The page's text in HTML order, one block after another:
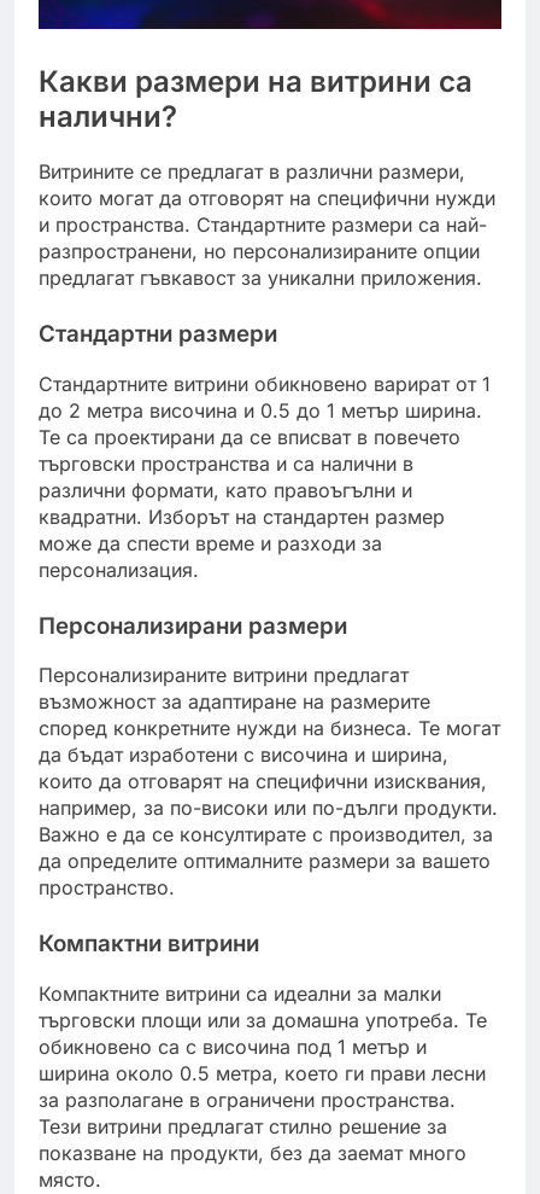
Какви размери на витрини са
налични?
Витрините се предлагат в различни размери,
които могат да отговорят на специфични нужди
и пространства. Стандартните размери са най-
разпространени, но персонализираните опции
предлагат гъвкавост за уникални приложения.
Стандартни размери
Стандартните витрини обикновено варират от 1
до 2 метра височина и 0.5 до 1 метър ширина.
Те са проектирани да се вписват в повечето
търговски пространства и са налични в
различни формати, като правоъгълни и
квадратни. Изборът на стандартен размер
може да спести време и разходи за
персонализация.
Персонализирани размери
Персонализираните витрини предлагат
възможност за адаптиране на размерите
според конкретните нужди на бизнеса. Те могат
да бъдат изработени с височина и ширина,
които да отговарят на специфични изисквания,
например, за по-високи или по-дълги продукти.
Важно е да се консултирате с производител, за
да определите оптималните размери за вашето
пространство.
Компактни витрини
Компактните витрини са идеални за малки
търговски площи или за домашна употреба. Те
обикновено са с височина под 1 метър и
ширина около 0.5 метра, което ги прави лесни
за разполагане в ограничени пространства.
Тези витрини предлагат стилно решение за
показване на продукти, без да заемат много
място.